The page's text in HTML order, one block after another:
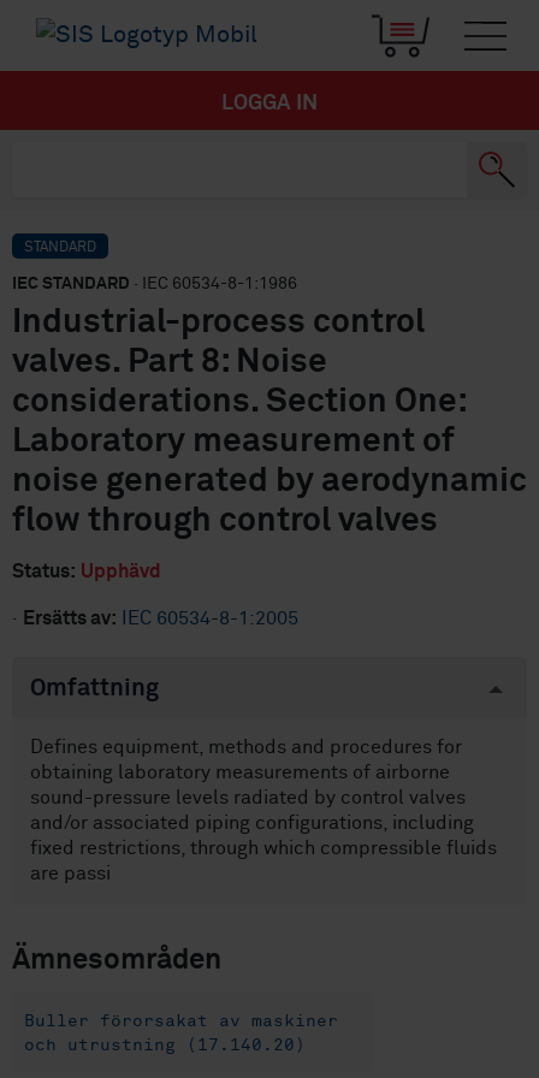
LOGGA IN
STANDARD
IEC STANDARD · IEC 60534-8-1:1986
Industrial-process control
valves. Part 8: Noise
considerations. Section One:
Laboratory measurement of
noise generated by aerodynamic
flow through control valves
Status: Upphävd
· Ersätts av: IEC 60534-8-1:2005
Omfattning
Defines equipment, methods and procedures for
obtaining laboratory measurements of airborne
sound-pressure levels radiated by control valves
and/or associated piping configurations, including
fixed restrictions, through which compressible fluids
are passi
Ämnesområden
Buller förorsakat av maskiner
och utrustning (17.140.20)